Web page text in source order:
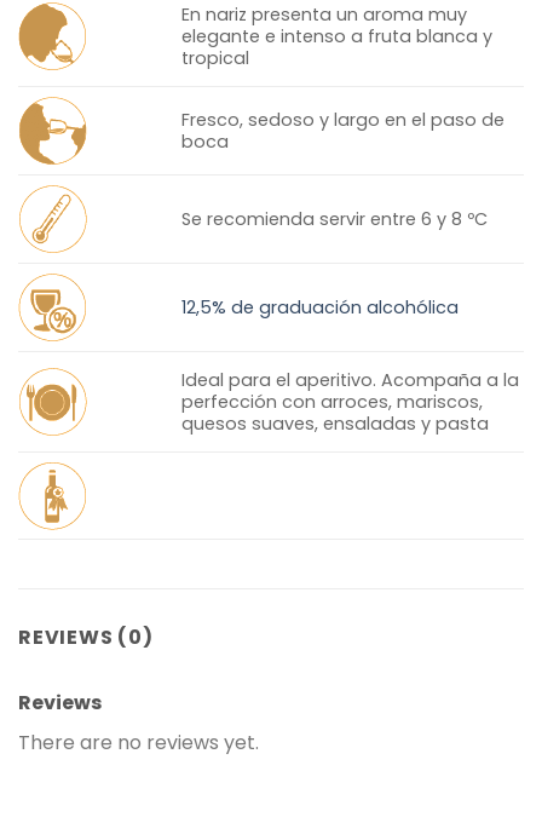
En nariz presenta un aroma muy
elegante e intenso a fruta blanca y
tropical
Fresco, sedoso y largo en el paso de
boca
Se recomienda servir entre 6 y 8 ºC
12,5% de graduación alcohólica
Ideal para el aperitivo. Acompaña a la
perfección con arroces, mariscos,
quesos suaves, ensaladas y pasta
REVIEWS (0)
Reviews
There are no reviews yet.